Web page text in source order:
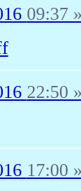
09:37 »
22:50 »
17:00 »